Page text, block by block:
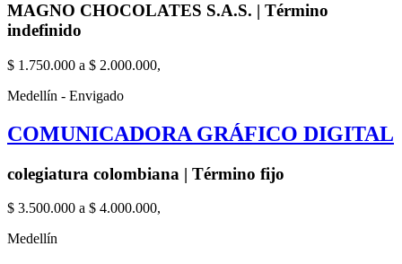
MAGNO CHOCOLATES S.A.S. | Término
indefinido
$ 1.750.000 a $ 2.000.000,
Medellín - Envigado
COMUNICADORA GRÁFICO DIGITAL
colegiatura colombiana | Término fijo
$ 3.500.000 a $ 4.000.000,
Medellín